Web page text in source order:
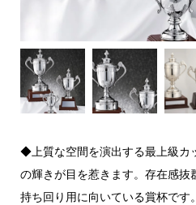
◆上質な空間を演出する最上級カ
の輝きが目を惹きます。存在感抜
持ち回り用に向いている賞杯です